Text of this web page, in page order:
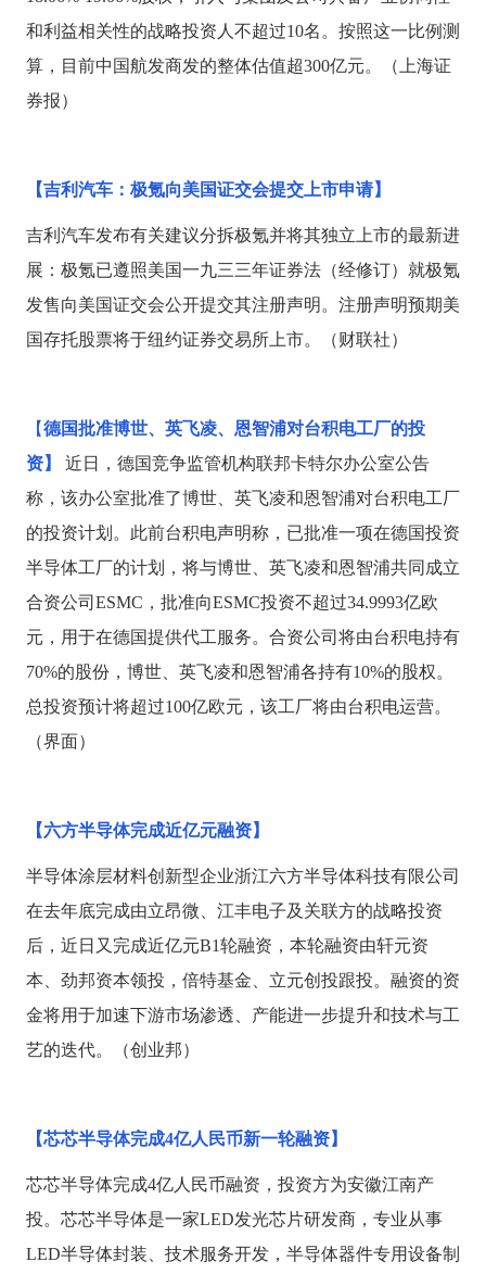
和利益相关性的战略投资人不超过10名。按照这一比例测
算，目前中国航发商发的整体估值超300亿元。（上海证
券报）
【吉利汽车：极氪向美国证交会提交上市申请】
吉利汽车发布有关建议分拆极氪并将其独立上市的最新进
展：极氪已遵照美国一九三三年证券法（经修订）就极氪
发售向美国证交会公开提交其注册声明。注册声明预期美
国存托股票将于纽约证券交易所上市。（财联社）
【德国批准博世、英飞凌、恩智浦对台积电工厂的投
资】
近日，德国竞争监管机构联邦卡特尔办公室公告
称，该办公室批准了博世、英飞凌和恩智浦对台积电工厂
的投资计划。此前台积电声明称，已批准一项在德国投资
半导体工厂的计划，将与博世、英飞凌和恩智浦共同成立
合资公司 ESMC，批准向ESMC投资不超过34.9993亿欧
元，用于在德国提供代工服务。合资公司将由台积电持有
70%的股份，博世、英飞凌和恩智浦各持有10%的股权。
总投资预计将超过100亿欧元，该工厂将由台积电运营。
（界面）
【六方半导体完成近亿元融资】
半导体涂层材料创新型企业浙江六方半导体科技有限公司
在去年底完成由立昂微、江丰电子及关联方的战略投资
后，近日又完成近亿元B1轮融资，本轮融资由轩元资
本、劲邦资本领投，倍特基金、立元创投跟投。融资的资
金将用于加速下游市场渗透、产能进一步提升和技术与工
艺的迭代。（创业邦）
【芯芯半导体完成4亿人民币新一轮融资】
芯芯半导体完成4亿人民币融资，投资方为安徽江南产
投。芯芯半导体是一家LED发光芯片研发商，专业从事
LED半导体封装、技术服务开发，半导体器件专用设备制